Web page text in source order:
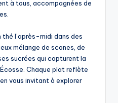
à tous, accompagnées de
l’après-midi dans des
mélange de scones, de
sucrées qui capturent la
Chaque plat reflète
vous invitant à explorer